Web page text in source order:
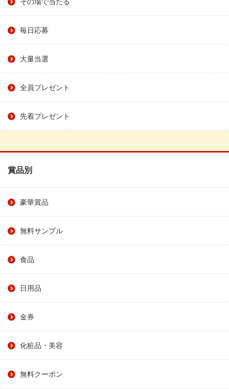
毎日応募
大量当選
全員プレゼント
先着プレゼント
賞品別
豪華賞品
無料サンプル
食品
日用品
金券
化粧品・美容
無料クーポン